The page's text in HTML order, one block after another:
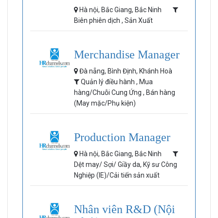
Hà nội, Bắc Giang, Bắc Ninh
Biên phiên dịch , Sản Xuất
Merchandise Manager
Đà nẵng, Bình Định, Khánh Hoà
Quản lý điều hành , Mua
hàng/Chuỗi Cung Ứng , Bán hàng
(May mặc/Phụ kiện)
Production Manager
Hà nội, Bắc Giang, Bắc Ninh
Dệt may/ Sợi/ Giầy da, Kỹ sư Công
Nghiệp (IE)/Cải tiến sản xuất
Nhân viên R&D (Nội